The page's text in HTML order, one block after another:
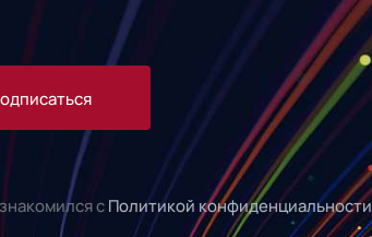
сПолитикой конфиденциальности